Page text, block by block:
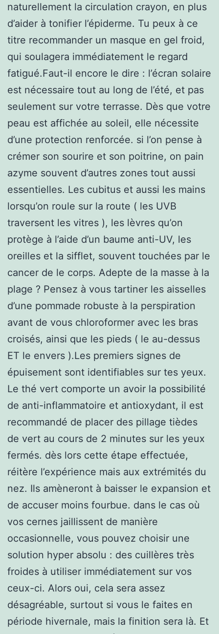
naturellement la circulation crayon, en plus
d’aider à tonifier l’épiderme. Tu peux à ce
titre recommander un masque en gel froid,
qui soulagera immédiatement le regard
fatigué.Faut-il encore le dire : l’écran solaire
est nécessaire tout au long de l’été, et pas
seulement sur votre terrasse. Dès que votre
peau est affichée au soleil, elle nécessite
d’une protection renforcée. si l’on pense à
crémer son sourire et son poitrine, on pain
azyme souvent d’autres zones tout aussi
essentielles. Les cubitus et aussi les mains
lorsqu’on roule sur la route ( les UVB
traversent les vitres ), les lèvres qu’on
protège à l’aide d’un baume anti-UV, les
oreilles et la sifflet, souvent touchées par le
cancer de le corps. Adepte de la masse à la
plage ? Pensez à vous tartiner les aisselles
d’une pommade robuste à la perspiration
avant de vous chloroformer avec les bras
croisés, ainsi que les pieds ( le au-dessus
ET le envers ).Les premiers signes de
épuisement sont identifiables sur tes yeux.
Le thé vert comporte un avoir la possibilité
de anti-inflammatoire et antioxydant, il est
recommandé de placer des pillage tièdes
de vert au cours de 2 minutes sur les yeux
fermés. dès lors cette étape effectuée,
réitère l’expérience mais aux extrémités du
nez. Ils amèneront à baisser le expansion et
de accuser moins fourbue. dans le cas où
vos cernes jaillissent de manière
occasionnelle, vous pouvez choisir une
solution hyper absolu : des cuillères très
froides à utiliser immédiatement sur vos
ceux-ci. Alors oui, cela sera assez
désagréable, surtout si vous le faites en
période hivernale, mais la finition sera là. Et